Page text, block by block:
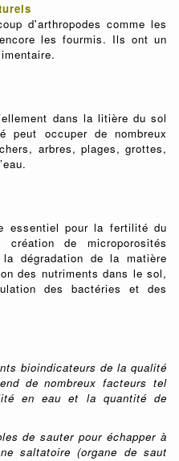
d'arthropodes comme les
les fourmis. Ils ont un
dans la litière du sol
peut occuper de nombreux
arbres, plages, grottes,
essentiel pour la fertilité du
de microporosités
dégradation de la matière
des nutriments dans le sol,
des bactéries et des
bioindicateurs de la qualité
de nombreux facteurs tel
en eau et la quantité de
de sauter pour échapper à
saltatoire (organe de saut